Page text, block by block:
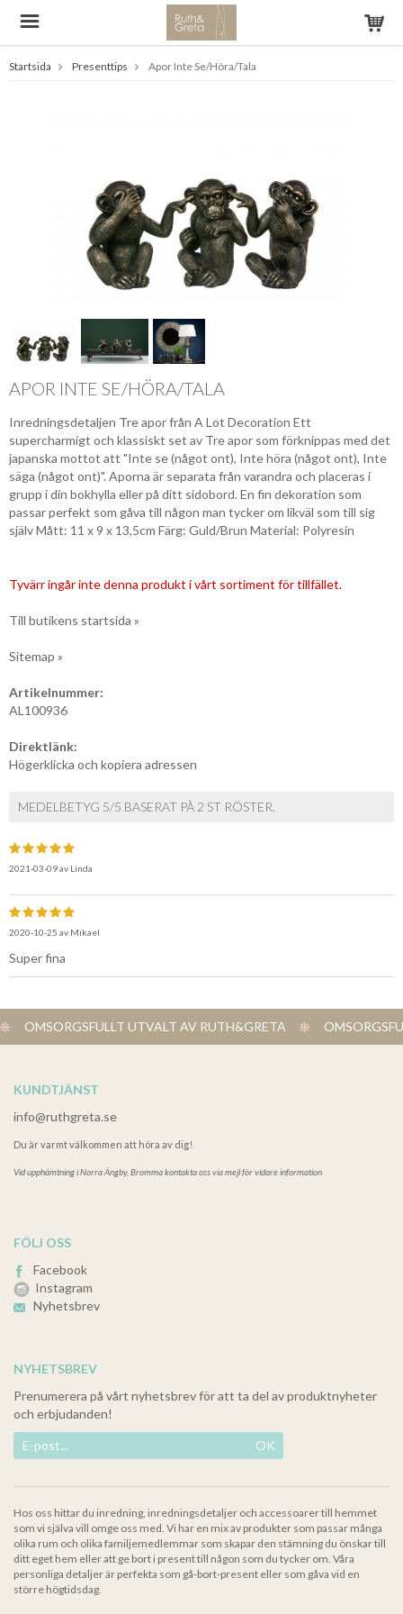
Startsida Presenttips Apor Inte Se/Höra/Tala
APOR INTE SE/HÖRA/TALA
Inredningsdetaljen Tre apor från A Lot Decoration Ett
supercharmigt och klassiskt set av Tre apor som förknippas med det
japanska mottot att "Inte se (något ont), Inte höra (något ont), Inte
säga (något ont)". Aporna är separata från varandra och placeras i
grupp i din bokhylla eller på ditt sidobord. En fin dekoration som
passar perfekt som gåva till någon man tycker om likväl som till sig
själv Mått: 11 x 9 x 13,5cm Färg: Guld/Brun Material: Polyresin
Tyvärr ingår inte denna produkt i vårt sortiment för tillfället.
Till butikens startsida »
Sitemap »
Artikelnummer:
AL100936
Direktlänk:
Högerklicka och kopiera adressen
MEDELBETYG 5/5 BASERAT PÅ 2 ST RÖSTER.
2021-03-09av Linda
2020-10-25 av Mikael
Super fina
OMSORGSFULLT UTVALT AV RUTH&GRETA
KUNDTJÄNST
info@ruthgreta.se
Du är varmt välkommen att höra av dig!
Vid upphämtning iNorra Ängby, Bromma kontakta oss via mejl för vidare information
FÖLJ OSS
Facebook
Instagram
Nyhetsbrev
NYHETSBREV
Prenumerera på vårt nyhetsbrev för att ta del av produktnyheter
och erbjudanden!
OK
Hos oss hittar du inredning, inredningsdetaljer och accessoarer till hemmet
som vi själva vill omge oss med. Vi har en mix av produkter som passar många
olika rum och olika familjemedlemmar som skapar den stämning du önskar till
ditt eget hem eller att ge bort i present till någon som du tycker om. Våra
personliga detaljer är perfekta som gå-bort-present eller som gåva vid en
större högtidsdag.